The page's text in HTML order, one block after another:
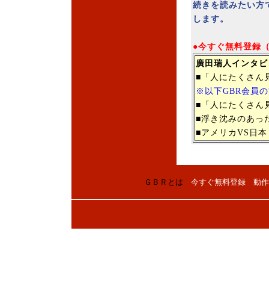
続きを読みたい方
します。
●今すぐ無料登録
廣田瑞人インタ
■「人にたくさん
※以下GBR会員
■「人にたくさん
■浮き沈みのあっ
■アメリカVS日
ＧＢＲとは 今すぐ無料登録 動